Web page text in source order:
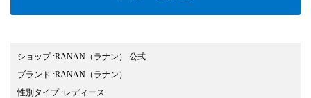
ショップ:RANAN（ラナン） 公式
ブランド :RANAN （ラナン）
性別タイプ:レディース